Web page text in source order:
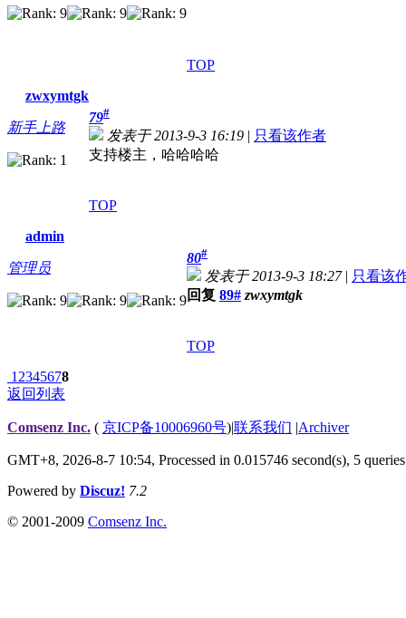
TOP
zwxymtgk
新手上路
79#
发表于 2013-9-3 16:19 | 只看该作者
支持楼主，哈哈哈哈
TOP
admin
管理员
80#
发表于 2013-9-3 18:27| 只看该
回复 89# zwxymtgk
TOP
1 2345678
返回列表
Comsenz Inc. ( 京ICP备10006960号)|联系我们 |Archiver
GMT+8, 2026-8-7 10:54, Processed in 0.015746 second(s), 5 queries
Powered by Discuz! 7.2
© 2001-2009 Comsenz Inc.